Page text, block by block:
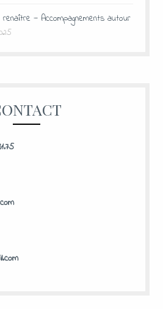
— Accompagnements autour